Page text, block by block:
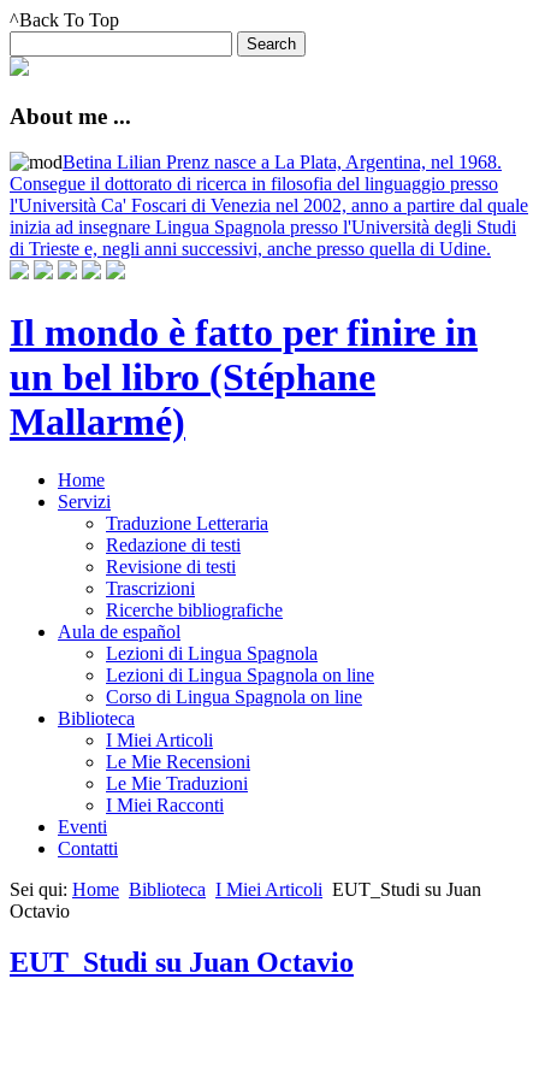
^Back To Top
About me ...
Betina Lilian Prenz nasce a La Plata, Argentina, nel 1968.
Consegue il dottorato di ricerca in filosofia del linguaggio presso
l'Università Ca' Foscari di Venezia nel 2002, anno a partire dal quale
inizia ad insegnare Lingua Spagnola presso l'Università degli Studi
di Trieste e, negli anni successivi, anche presso quella di Udine.
Il mondo è fatto per finire in
un bel libro (Stéphane
Mallarmé)
Home
Servizi
Traduzione Letteraria
Redazione di testi
Revisione di testi
Trascrizioni
Ricerche bibliografiche
Aula de español
Lezioni di Lingua Spagnola
Lezioni di Lingua Spagnola on line
Corso di Lingua Spagnola on line
Biblioteca
I Miei Articoli
Le Mie Recensioni
Le Mie Traduzioni
I Miei Racconti
Eventi
Contatti
Sei qui: Home Biblioteca I Miei Articoli EUT_Studi su Juan
Octavio
EUT_Studi su Juan Octavio